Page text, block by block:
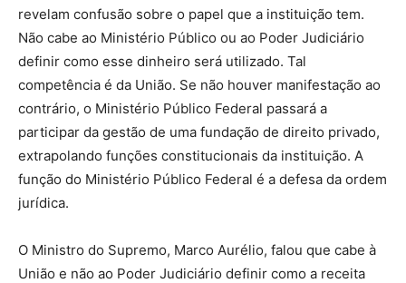
revelam confusão sobre o papel que a instituição tem.
Não cabe ao Ministério Público ou ao Poder Judiciário
definir como esse dinheiro será utilizado. Tal
competência é da União. Se não houver manifestação ao
contrário, o Ministério Público Federal passará a
participar da gestão de uma fundação de direito privado,
extrapolando funções constitucionais da instituição. A
função do Ministério Público Federal é a defesa da ordem
jurídica.
O Ministro do Supremo, Marco Aurélio, falou que cabe à
União e não ao Poder Judiciário definir como a receita